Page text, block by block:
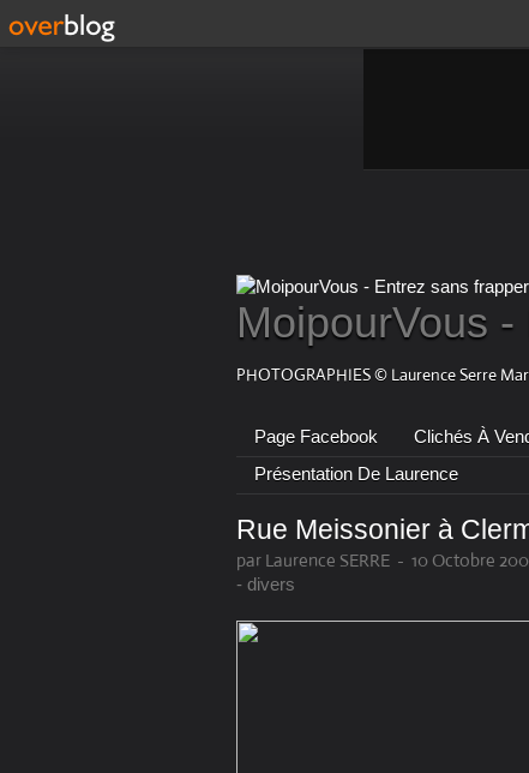
MoipourVous
PHOTOGRAPHIES © Laurence Serre
Page Facebook Clichés À
Présentation De Laurence
Rue Meissonier à
par Laurence SERRE - 10 Octobre
- divers